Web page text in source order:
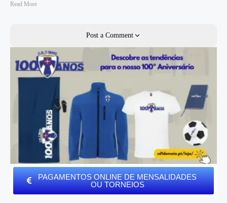
Read More
Post a Comment
PAGAMENTOS ONLINE DE MENSALIDADES
OU TORNEIOS